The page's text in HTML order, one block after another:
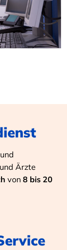
Ärzte
von 8 bis 20